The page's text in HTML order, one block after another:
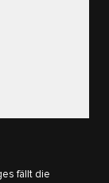
fällt die